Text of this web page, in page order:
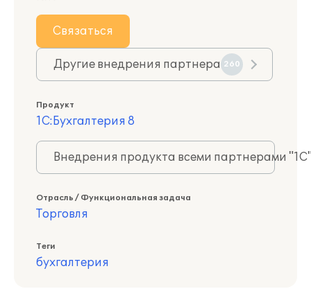
Связаться
Другие внедрения партнера 260
Продукт
1С:Бухгалтерия 8
Внедрения продукта всеми партнерами
Отрасль / Функциональная задача
Торговля
Теги
бухгалтерия